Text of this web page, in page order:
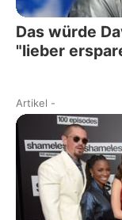
Das würde
"lieber
Artikel -